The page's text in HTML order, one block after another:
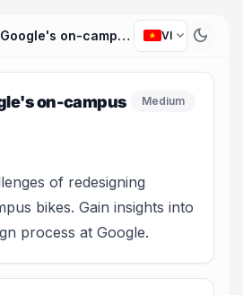
Redesign Google's on-campus bikes. VI expand_more dark_mode
on-campus
Medium
of redesigning
bikes. Gain insights into
process at Google.